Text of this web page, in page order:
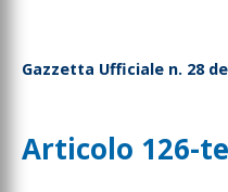
Gazzetta Ufficiale n. 28
Articolo 126-